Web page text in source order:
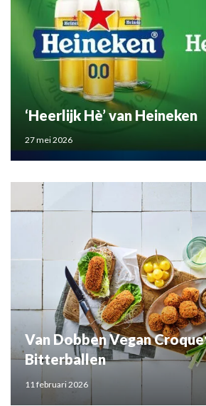
‘Heerlijk Hè’ van Heineken
27 mei 2026
Van Dobben Vegan
Bitterballen
11 februari 2026